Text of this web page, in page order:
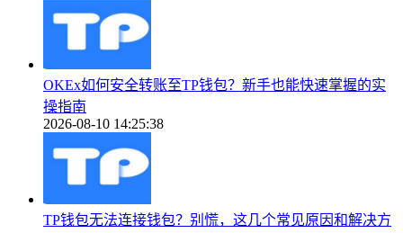
OKEx如何安全转账至TP钱包？新手也能快速掌握的实
操指南
2026-08-10 14:25:38
TP钱包无法连接钱包？别慌，这几个常见原因和解决方